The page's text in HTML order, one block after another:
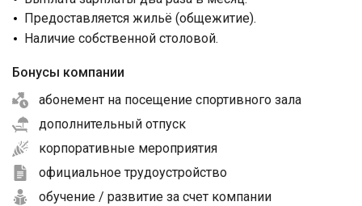
Предоставляется жильё (общежитие).
Наличие собственной столовой.
Бонусы компании
абонемент на посещение спортивного зала
дополнительный отпуск
корпоративные мероприятия
официальное трудоустройство
обучение / развитие за счет компании